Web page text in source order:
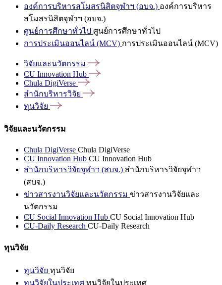
องค์การบริหารสโมสรนิสิตจุฬาฯ (อบจ.) องค์การบริหาร
สโมสรนิสิตจุฬาฯ (อบจ.)
ศูนย์การศึกษาทั่วไป ศูนย์การศึกษาทั่วไป
การประเมินออนไลน์ (MCV) การประเมินออนไลน์ (MCV)
วิจัยและนวัตกรรม
CU Innovation Hub
Chula DigiVerse
สำนักบริหารวิจัย
ทุนวิจัย
วิจัยและนวัตกรรม
Chula DigiVerse Chula DigiVerse
CU Innovation Hub CU Innovation Hub
สำนักบริหารวิจัยจุฬาฯ (สบจ.) สำนักบริหารวิจัยจุฬาฯ
(สบจ.)
ข่าวสารงานวิจัยและนวัตกรรม ข่าวสารงานวิจัยและ
นวัตกรรม
CU Social Innovation Hub CU Social Innovation Hub
CU-Daily Research CU-Daily Research
ทุนวิจัย
ทุนวิจัย ทุนวิจัย
ทุนวิจัยในประเทศ ทุนวิจัยในประเทศ